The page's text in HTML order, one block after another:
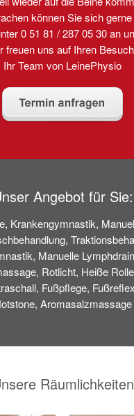
können Sie sich
0 51 81 / 287 05 30 an
freuen uns auf Ihren
Ihr Team von LeinePhysio
Angebot für Sie:
Krankengymnastik,
Manuelle
Rotlicht, Heiße
Fußpflege,
Aromasalzmassage
Räumlichkeiten